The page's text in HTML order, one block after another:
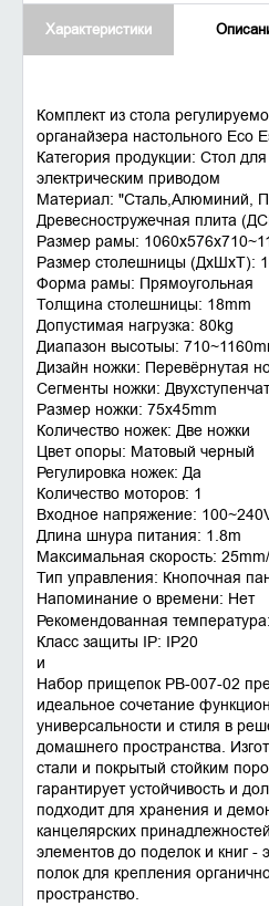
Характеристики
Комплект из стола
органайзера настольного Eco
Категория продукции: Стол
электрическим приводом
Материал: "Сталь,Алюминий,
Древесностружечная плита
Размер рамы:
Размер столешницы (ДхШхТ):
Форма рамы: Прямоугольная
Толщина столешницы: 18mm
Допустимая нагрузка: 80kg
Диапазон высотыы:
Дизайн ножки: Перевёрнутая
Сегменты ножки:
Размер ножки: 75x45mm
Количество ножек: Две ножки
Цвет опоры: Матовый черный
Регулировка ножек: Да
Количество моторов: 1
Входное напряжение:
Длина шнура питания: 1.8m
Максимальная скорость:
Тип управления: Кнопочная
Напоминание о времени: Нет
Рекомендованная
Класс защиты IP: IP20
и
Набор прищепок PB-007-02
идеальное сочетание
универсальности и стиля в
домашнего пространства.
стали и покрытый стойким
гарантирует устойчивость и
подходит для хранения и
канцелярских
элементов до поделок и книг -
полок для крепления
пространство.